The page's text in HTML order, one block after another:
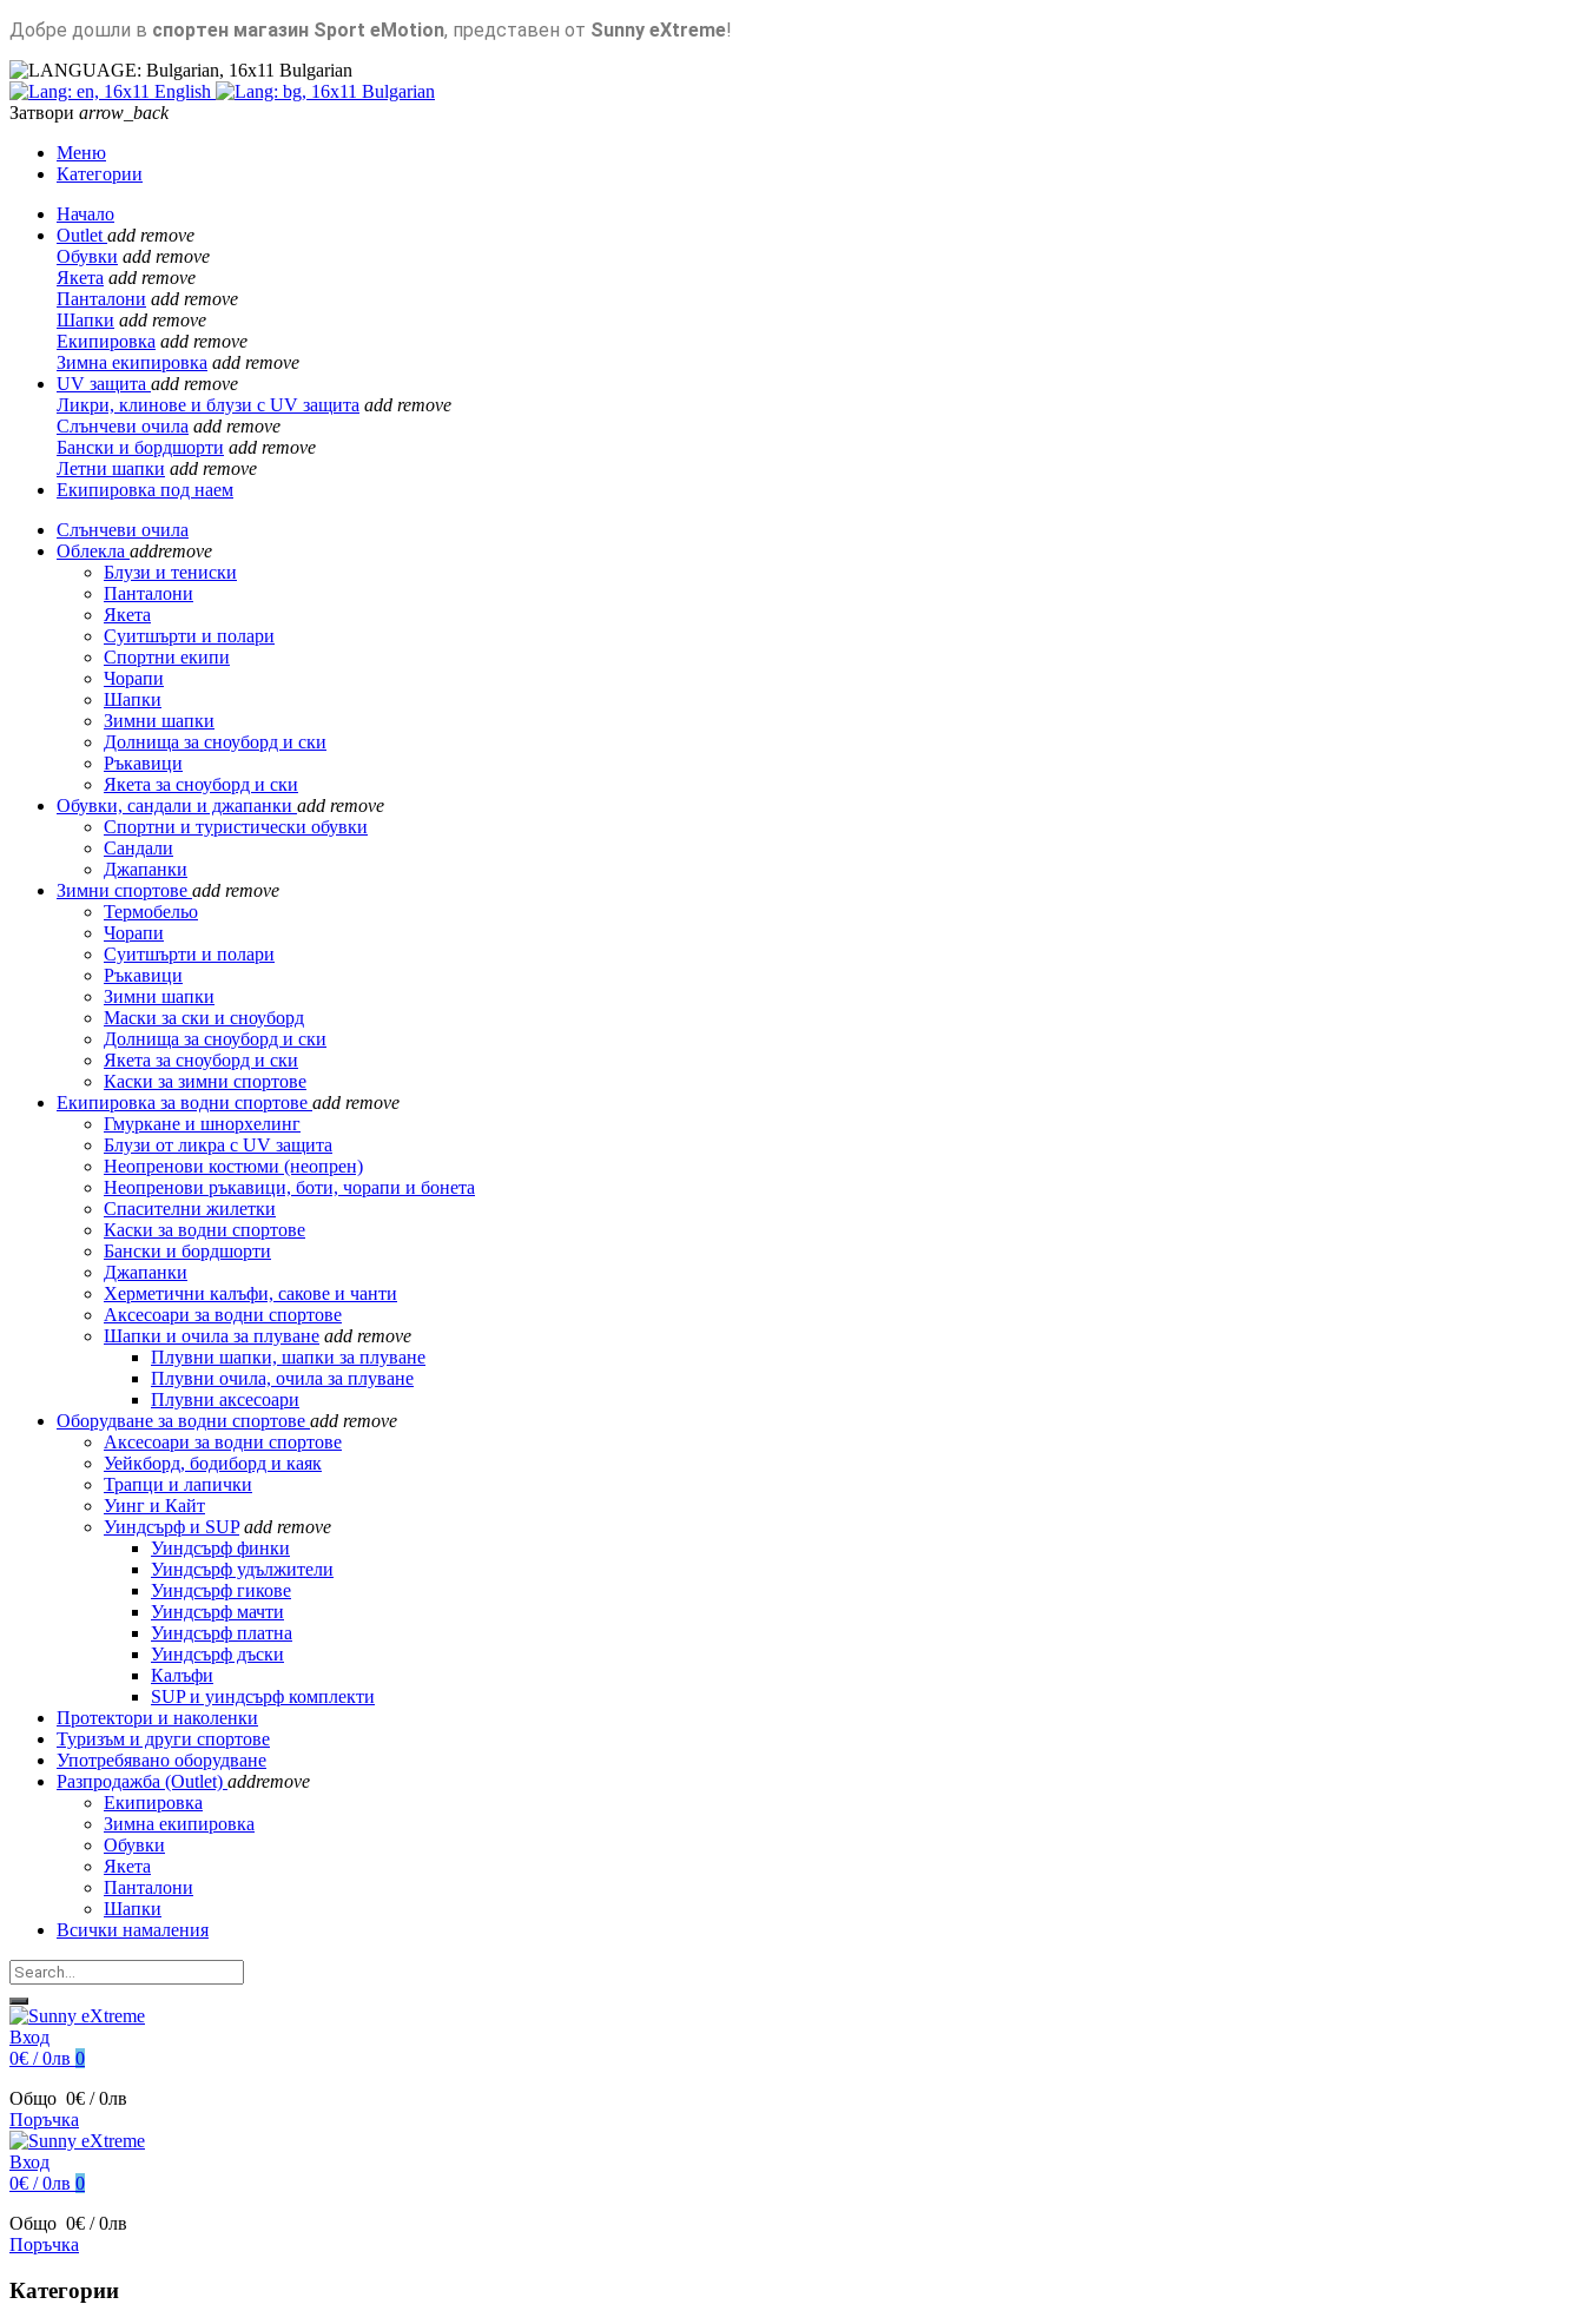
Добре дошли в спортен магазин Sport eMotion, представен от Sunny eXtreme!
Bulgarian
English
Bulgarian
Затвори arrow_back
Меню
Категории
Начало
Outlet add remove
Обувки add remove
Якета add remove
Панталони add remove
Шапки add remove
Екипировка add remove
Зимна екипировка add remove
UV защита add remove
Ликри, клинове и блузи с UV защита add remove
Слънчеви очила add remove
Бански и бордшорти add remove
Летни шапки add remove
Екипировка под наем
Слънчеви очила
Облекла addremove
Блузи и тениски
Панталони
Якета
Суитшърти и полари
Спортни екипи
Чорапи
Шапки
Зимни шапки
Долнища за сноуборд и ски
Ръкавици
Якета за сноуборд и ски
Обувки, сандали и джапанки add remove
Спортни и туристически обувки
Сандали
Джапанки
Зимни спортове add remove
Термобельо
Чорапи
Суитшърти и полари
Ръкавици
Зимни шапки
Маски за ски и сноуборд
Долнища за сноуборд и ски
Якета за сноуборд и ски
Каски за зимни спортове
Екипировка за водни спортове add remove
Гмуркане и шнорхелинг
Блузи от ликра с UV защита
Неопренови костюми (неопрен)
Неопренови ръкавици, боти, чорапи и бонета
Спасителни жилетки
Каски за водни спортове
Бански и бордшорти
Джапанки
Херметични калъфи, сакове и чанти
Аксесоари за водни спортове
Шапки и очила за плуване add remove
Плувни шапки, шапки за плуване
Плувни очила, очила за плуване
Плувни аксесоари
Оборудване за водни спортове add remove
Аксесоари за водни спортове
Уейкборд, бодиборд и каяк
Трапци и лапички
Уинг и Кайт
Уиндсърф и SUP add remove
Уиндсърф финки
Уиндсърф удължители
Уиндсърф гикове
Уиндсърф мачти
Уиндсърф платна
Уиндсърф дъски
Калъфи
SUP и уиндсърф комплекти
Протектори и наколенки
Туризъм и други спортове
Употребявано оборудване
Разпродажба (Outlet) addremove
Екипировка
Зимна екипировка
Обувки
Якета
Панталони
Шапки
Всички намаления
Вход
0€ / 0лв 0
Общо 0€ / 0лв
Поръчка
Вход
0€ / 0лв 0
Общо 0€ / 0лв
Поръчка
Категории